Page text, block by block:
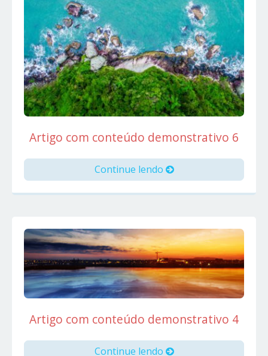
Artigo com conteúdo demonstrativo 6
Continue lendo
Artigo com conteúdo demonstrativo 4
Continue lendo